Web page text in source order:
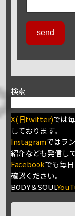
検索
X(旧twitter)では
しております。
Instagramではラ
紹介なども発信し
Facebookでも毎
確認ください。
BODY＆SOUL